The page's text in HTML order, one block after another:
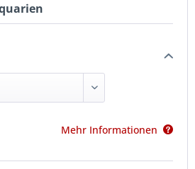
Mehr Informationen